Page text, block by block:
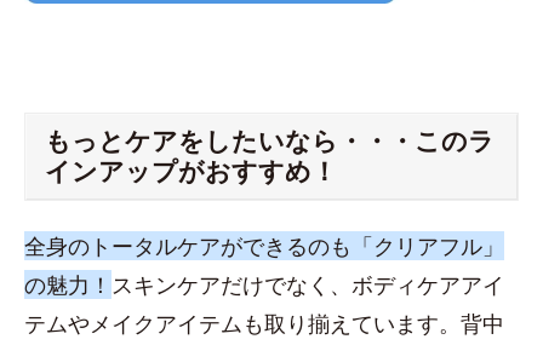
もっとケアをしたいなら・・・このラ
インアップがおすすめ！
全身のトータルケアができるのも「クリアフル」
の魅力！ スキンケアだけでなく、ボディケアアイ
テムやメイクアイテムも取り揃えています。背中